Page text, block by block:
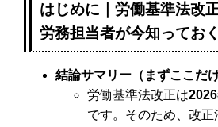
はじめに｜労働基準法改
労務担当者が今知ってお
結論サマリー（まずここだけ
労働基準法改正は
です。そのため、改